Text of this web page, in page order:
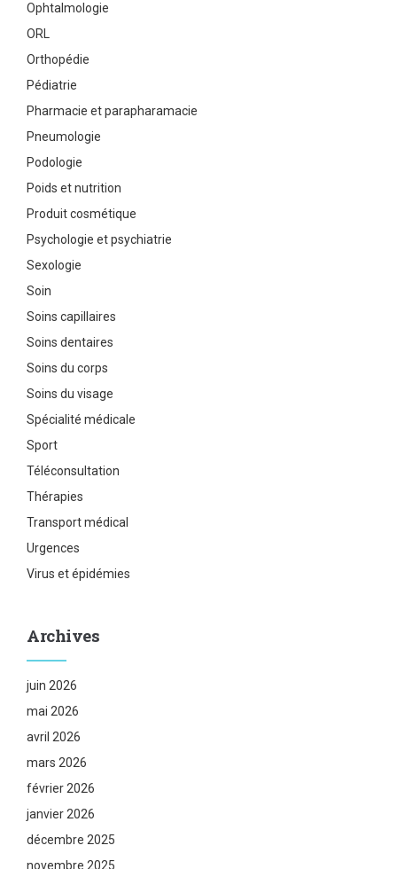
Ophtalmologie
ORL
Orthopédie
Pédiatrie
Pharmacie et parapharamacie
Pneumologie
Podologie
Poids et nutrition
Produit cosmétique
Psychologie et psychiatrie
Sexologie
Soin
Soins capillaires
Soins dentaires
Soins du corps
Soins du visage
Spécialité médicale
Sport
Téléconsultation
Thérapies
Transport médical
Urgences
Virus et épidémies
Archives
juin 2026
mai 2026
avril 2026
mars 2026
février 2026
janvier 2026
décembre 2025
novembre 2025